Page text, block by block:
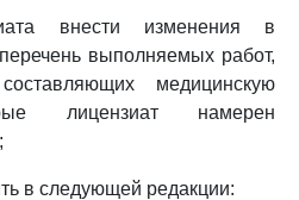
внести изменения в
выполняемых работ,
медицинскую
лицензиат намерен
в следующей редакции: